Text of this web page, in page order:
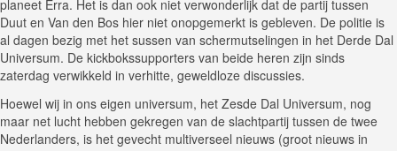
planeet Erra. Het is dan ook niet verwonderlijk dat de partij tussen
Duut en Van den Bos hier niet onopgemerkt is gebleven. De politie is
al dagen bezig met het sussen van schermutselingen in het Derde Dal
Universum. De kickbokssupporters van beide heren zijn sinds
zaterdag verwikkeld in verhitte, geweldloze discussies.
Hoewel wij in ons eigen universum, het Zesde Dal Universum, nog
maar net lucht hebben gekregen van de slachtpartij tussen de twee
Nederlanders, is het gevecht multiverseel nieuws (groot nieuws in